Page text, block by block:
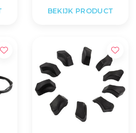
BEKIJK PRODUCT